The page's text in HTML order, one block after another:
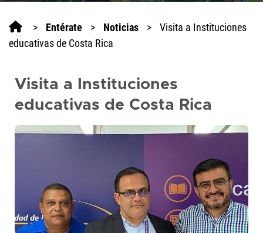
pantalla
Accesibilidad,
presione
"Ctrl
lector
> Entérate > Noticias >
Visita a Instituciones
educativas de Costa Rica
Visita a Instituciones
educativas de Costa Rica